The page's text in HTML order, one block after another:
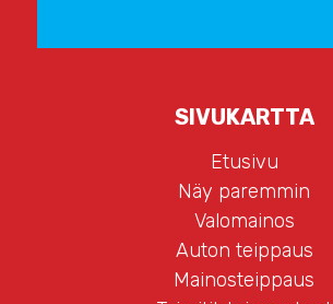
SIVUKARTTA
Etusivu
Näy paremmin
Valomainos
Auton teippaus
Mainosteippaus